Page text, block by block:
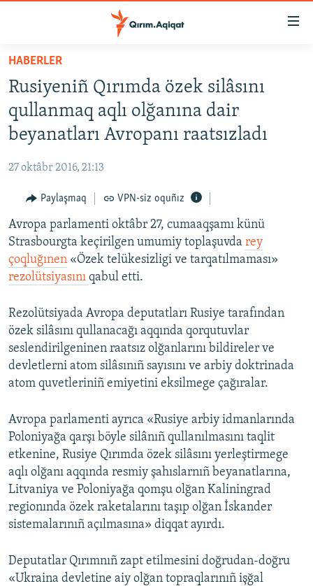
Esas
qaytmaq
Baş
navigatsiyağa
qaytmaq
Qıdıruvğa
SİYASET
İQTİSADİYAT
MEDENİYET
İNSAN AQLARI
VİDEO
SÜRET
BLOGLAR
Русский
Українською
RFE/RS bütün saytları
HABERLER
Rusiyeniñ Qırımda özek silâsını
qullanmaq aqlı olğanına dair
beyanatları Avropanı raatsızladı
27 oktâbr 2016, 21:13
Paylaşmaq VPN-siz oquñız
Avropa parlamenti oktâbr 27, cumaaqşamı künü
Strasbourgta keçirilgen umumiy toplaşuvda rey
çoqluğınen «Özek telükesizligi ve tarqatılmaması»
rezolütsiyasını qabul etti.
Rezolütsiyada Avropa deputatları Rusiye tarafından
özek silâsını qullanacağı aqqında qorqutuvlar
seslendirilgeninen raatsız olğanlarını bildireler ve
devletlerni atom silâsınıñ sayısını ve arbiy doktrinada
atom quvetleriniñ emiyetini eksilmege çağıralar.
Avropa parlamenti ayrıca «Rusiye arbiy idmanlarında
Poloniyağa qarşı böyle silânıñ qullanılmasını taqlit
etkenine, Rusiye Qırımda özek silâsını yerleştirmege
aqlı olğanı aqqında resmiy şahıslarnıñ beyanatlarına,
Litvaniya ve Poloniyağa qomşu olğan Kaliningrad
regionında özek raketalarını taşıp olğan İskander
sistemalarınıñ açılmasına» diqqat ayırdı.
Deputatlar Qırımnıñ zapt etilmesini doğrudan-doğru
«Ukraina devletine aiy olğan topraqlarınıñ işğal